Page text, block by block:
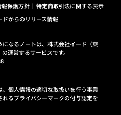
保護方針
特定商取引法に関する表示
ドからのリリース情報
になるノートは、株式会社イード（東
運営するサービスです。
、個人情報の適切な取扱いを行う事業
れるプライバシーマークの付与認定を